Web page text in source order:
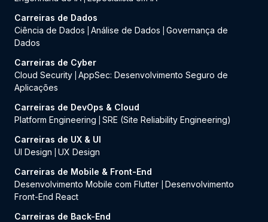
Carreiras de Dados
Ciência de Dados
Análise de Dados
Governança de
Dados
Carreiras de Cyber
Cloud Security AppSec: Desenvolvimento Seguro de
Aplicações
Carreiras de DevOps & Cloud
Platform Engineering
SRE (Site Reliability Engineering)
Carreiras de UX & UI
UI Design
UX Design
Carreiras de Mobile & Front-End
Desenvolvimento Mobile com Flutter
Desenvolvimento
Front-End React
Carreiras de Back-End